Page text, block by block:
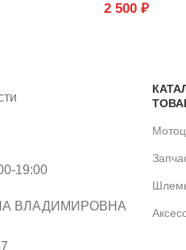
2 500 ₽
19:00
ВЛАДИМИРОВНА